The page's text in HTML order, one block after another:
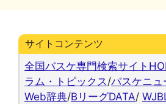
サイトコンテンツ
全国バスケ専門検索サイト
ラム・トピックス /バスケニュ
Web辞典/BリーグDATA/